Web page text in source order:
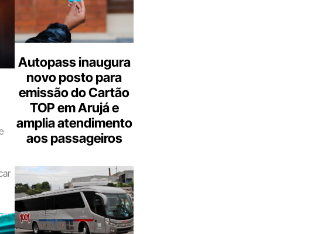
Autopass inaugura
novo posto para
emissão do Cartão
TOP em Arujá e
amplia atendimento
aos passageiros